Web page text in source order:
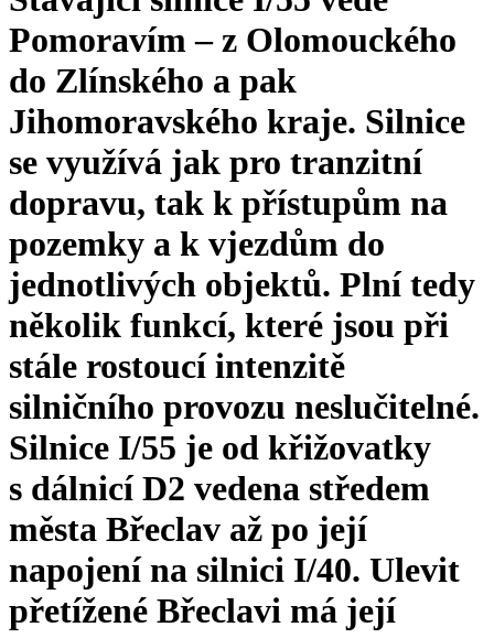
Pomoravím – z Olomouckého
do Zlínského a pak
Jihomoravského kraje. Silnice
se využívá jak pro tranzitní
dopravu, tak k přístupům na
pozemky a k vjezdům do
jednotlivých objektů. Plní tedy
několik funkcí, které jsou při
stále rostoucí intenzitě
silničního provozu neslučitelné.
Silnice I/55 je od křižovatky
s dálnicí D2 vedena středem
města Břeclav až po její
napojení na silnici I/40. Ulevit
přetížené Břeclavi má její